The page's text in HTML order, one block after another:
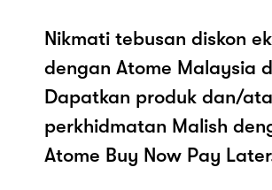
Nikmati tebusan diskon
dengan Atome Malaysia
Dapatkan produk dan/
perkhidmatan Malish
Atome Buy Now Pay